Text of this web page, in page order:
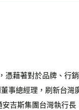
藉著對於品牌、行
事總經理，刷新台灣
吉斯集團台灣執行